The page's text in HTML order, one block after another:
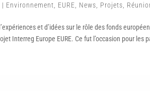
| Environnement EURE News Projets
et d’idées sur le rôle des fonds
Interreg Europe EURE. Ce fut l’occasion pour